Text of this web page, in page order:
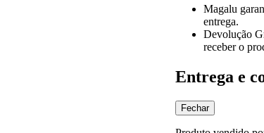
Magalu
entrega.
Devolução
receber o
Entrega e
Fechar